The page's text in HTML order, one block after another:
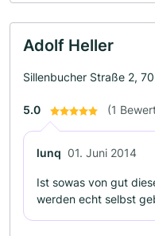
Adolf Heller
Sillenbucher Straße 2,
5.0 (1
lunq 01. Juni 2014
Ist sowas von gut
werden echt selbst